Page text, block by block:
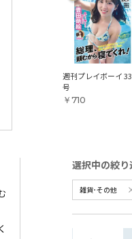
号
週刊プレイボーイ 33
号
￥710
雑貨･その他